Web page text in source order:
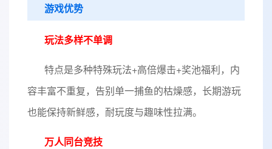
游戏优势
玩法多样不单调
特点是多种特殊玩法+高倍爆击+奖池福利，内
容丰富不重复，告别单一捕鱼的枯燥感，长期游玩
也能保持新鲜感，耐玩度与趣味性拉满。
万人同台竞技